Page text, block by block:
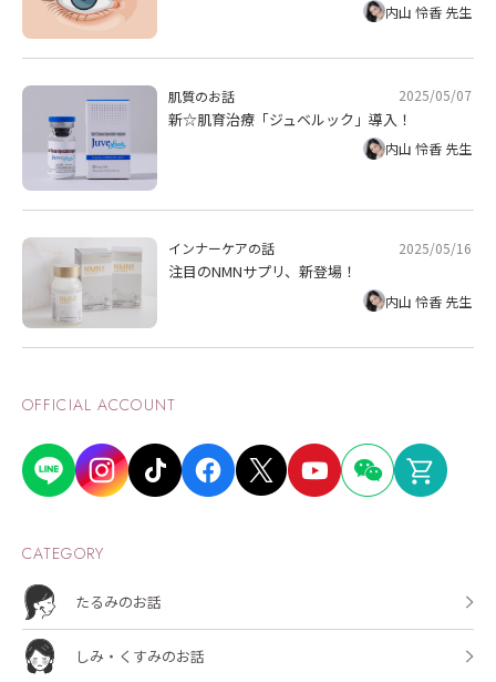
内山 怜香 先生
肌質のお話 2025/05/07
新☆肌育治療「ジュベルック」導入！
内山 怜香 先生
インナーケアの話 2025/05/16
注目のNMNサプリ、新登場！
内山 怜香 先生
OFFICIAL ACCOUNT
CATEGORY
たるみのお話
しみ・くすみのお話